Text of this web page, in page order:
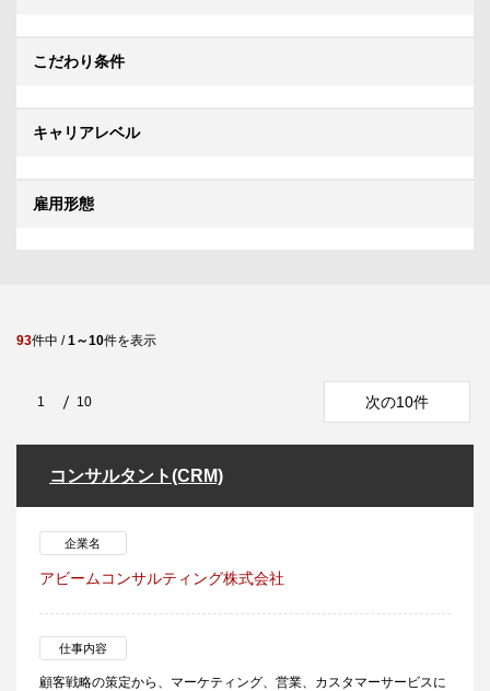
こだわり条件
キャリアレベル
雇用形態
93件中 /1～10件を表示
1 10 次の10件
コンサルタント(CRM)
企業名
アビームコンサルティング株式会社
仕事内容
顧客戦略の策定から、マーケティング、営業、カスタマーサービスに